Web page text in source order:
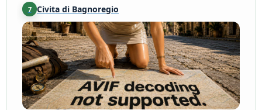
7 Civita di Bagnoregio
Civita di Bagnoregio·90 km